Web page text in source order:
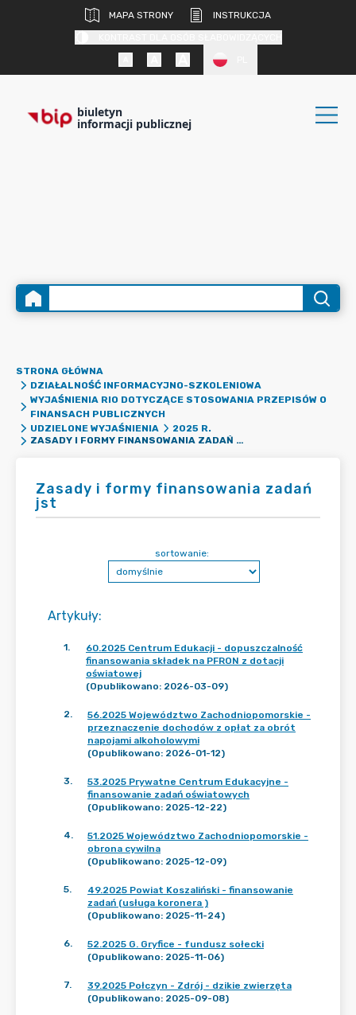
MAPA STRONY
INSTRUKCJA
biuletyn
informacji publicznej
STRONA GŁÓWNA
DZIAŁALNOŚĆ INFORMACYJNO-SZKOLENIOWA
WYJAŚNIENIA RIO DOTYCZĄCE STOSOWANIA PRZEPISÓW O
FINANSACH PUBLICZNYCH
UDZIELONE WYJAŚNIENIA
2025 R.
ZASADY I FORMY FINANSOWANIA ZADAŃ JST
Zasady i formy finansowania zadań
jst
Artykuły:
sortowanie:
1.
60.2025 Centrum Edukacji - dopuszczalność
finansowania składek na PFRON z dotacji
oświatowej
(Opublikowano: 2026-03-09)
2.
56.2025 Województwo Zachodniopomorskie -
przeznaczenie dochodów z opłat za obrót
napojami alkoholowymi
(Opublikowano: 2026-01-12)
3.
53.2025 Prywatne Centrum Edukacyjne -
finansowanie zadań oświatowych
(Opublikowano: 2025-12-22)
4.
51.2025 Województwo Zachodniopomorskie -
obrona cywilna
(Opublikowano: 2025-12-09)
5.
49.2025 Powiat Koszaliński - finansowanie
zadań (usługa koronera )
(Opublikowano: 2025-11-24)
6.
52.2025 G. Gryfice - fundusz sołecki
(Opublikowano: 2025-11-06)
7.
39.2025 Połczyn - Zdrój - dzikie zwierzęta
(Opublikowano: 2025-09-08)